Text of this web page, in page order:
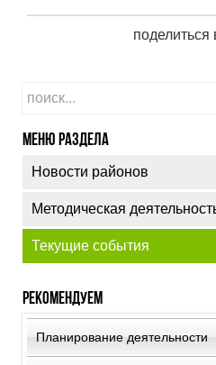
поделиться
Меню раздела
Новости районов
Методическая
Текущие события
Рекомендуем
Планирование деятельности